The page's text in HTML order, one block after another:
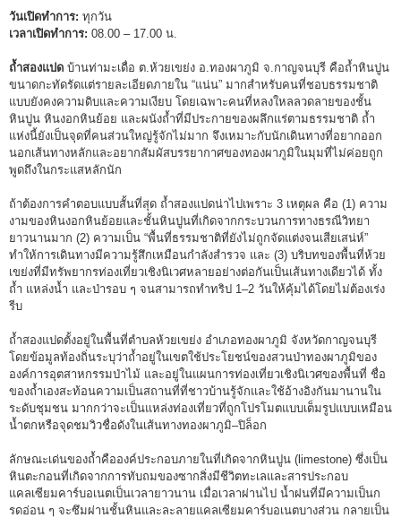
วันเปิดทำการ: ทุกวัน
เวลาเปิดทำการ: 08.00 – 17.00 น.
ถ้ำสองแปด บ้านท่ามะเดื่อ ต.ห้วยเขย่ง อ.ทองผาภูมิ จ.กาญจนบุรี คือถ้ำหินปูน
ขนาดกะทัดรัดแต่รายละเอียดภายใน “แน่น” มากสำหรับคนที่ชอบธรรมชาติ
แบบยังคงความดิบและความเงียบ โดยเฉพาะคนที่หลงใหลลวดลายของชั้น
หินปูน หินงอกหินย้อย และผนังถ้ำที่มีประกายของผลึกแร่ตามธรรมชาติ ถ้ำ
แห่งนี้ยังเป็นจุดที่คนส่วนใหญ่รู้จักไม่มาก จึงเหมาะกับนักเดินทางที่อยากออก
นอกเส้นทางหลักและอยากสัมผัสบรรยากาศของทองผาภูมิในมุมที่ไม่ค่อยถูก
พูดถึงในกระแสหลักนัก
ถ้าต้องการคำตอบแบบสั้นที่สุด ถ้ำสองแปดน่าไปเพราะ 3 เหตุผล คือ (1) ความ
งามของหินงอกหินย้อยและชั้นหินปูนที่เกิดจากกระบวนการทางธรณีวิทยา
ยาวนานมาก (2) ความเป็น “พื้นที่ธรรมชาติที่ยังไม่ถูกจัดแต่งจนเสียเสน่ห์”
ทำให้การเดินทางมีความรู้สึกเหมือนกำลังสำรวจ และ (3) บริบทของพื้นที่ห้วย
เขย่งที่มีทรัพยากรท่องเที่ยวเชิงนิเวศหลายอย่างต่อกันเป็นเส้นทางเดียวได้ ทั้ง
ถ้ำ แหล่งน้ำ และป่ารอบ ๆ จนสามารถทำทริป 1–2 วันให้คุ้มได้โดยไม่ต้องเร่ง
รีบ
ถ้ำสองแปดตั้งอยู่ในพื้นที่ตำบลห้วยเขย่ง อำเภอทองผาภูมิ จังหวัดกาญจนบุรี
โดยข้อมูลท้องถิ่นระบุว่าถ้ำอยู่ในเขตใช้ประโยชน์ของสวนป่าทองผาภูมิของ
องค์การอุตสาหกรรมป่าไม้ และอยู่ในแผนการท่องเที่ยวเชิงนิเวศของพื้นที่ ชื่อ
ของถ้ำเองสะท้อนความเป็นสถานที่ที่ชาวบ้านรู้จักและใช้อ้างอิงกันมานานใน
ระดับชุมชน มากกว่าจะเป็นแหล่งท่องเที่ยวที่ถูกโปรโมตแบบเต็มรูปแบบเหมือน
น้ำตกหรือจุดชมวิวชื่อดังในเส้นทางทองผาภูมิ–ปิล็อก
ลักษณะเด่นของถ้ำคือองค์ประกอบภายในที่เกิดจากหินปูน (limestone) ซึ่งเป็น
หินตะกอนที่เกิดจากการทับถมของซากสิ่งมีชีวิตทะเลและสารประกอบ
แคลเซียมคาร์บอเนตเป็นเวลายาวนาน เมื่อเวลาผ่านไป น้ำฝนที่มีความเป็นก
รดอ่อน ๆ จะซึมผ่านชั้นหินและละลายแคลเซียมคาร์บอเนตบางส่วน กลายเป็น